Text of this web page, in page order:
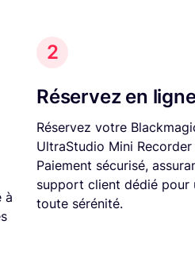
à
2
Réservez en
Réservez votre
UltraStudio Mini
Paiement sécurisé,
support client dédié pour
toute sérénité.